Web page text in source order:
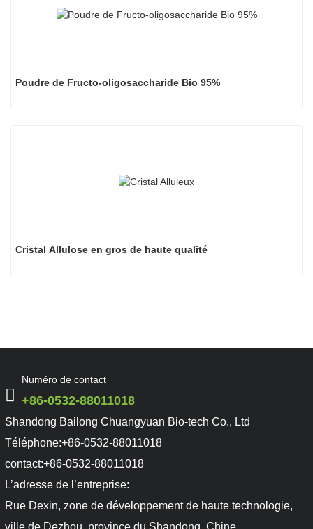
Poudre de Fructo-oligosaccharide Bio 95%
Cristal Allulose en gros de haute qualité
Numéro de contact
+86-0532-88011018
Shandong Bailong Chuangyuan Bio-tech Co., Ltd
Téléphone:+86-0532-88011018
contact:+86-0532-88011018
L’adresse de l’entreprise:
Rue Dexin, zone de développement de haute technologie,